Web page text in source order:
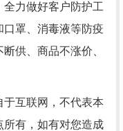
力做好客户防护工
罩、消毒液等防疫
供、商品不涨价、
互联网，不代表本
所有，如有对您造成